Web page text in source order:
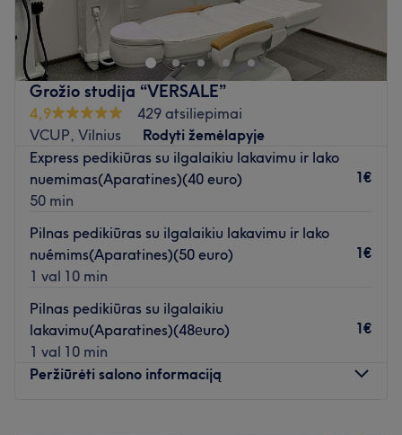
kuris yra įsikūręs Vilniuje. Klasikinis manikiūras, rankų
masažas ir ilgalaikis nagų lakavimas - tai tik kelios šio
puikaus salono siūlomų paslaugų.
Nuorodos kaip rasti saloną:4 laiptinė (ieškokite prie
Camelia vaistinės) pakilti laiptais į antrą aukštą. Pasukti į
kairę ir eiti iki pat koridoriaus galo - pamatysite saloną -
BEAUTYLAND
Artimiausias viešasis transportas:
Saloną yra lengva pasiekti autobusais: 3G, 4G, 30, 43,
aikštė).
Komanda:
Meistrė yra patyrusi ir kruopšti savo darbo specialistė,
kuri užtikrins kokybiškai atliktas paslaugas bei padės
atsipalaiduoti.
Grožio studija “VERSALE”
4,9
429 atsiliepimai
VCUP, Vilnius
Rodyti žemėlapyje
Express pedikiūras su ilgalaikiu lakavimu ir lako
nuemimas(Aparatines)(40 euro)
50 min
1€
Pilnas pedikiūras su ilgalaikiu lakavimu ir lako
nuémims(Aparatines)(50 euro)
1 val 10 min
1€
Pilnas pedikiūras su ilgalaikiu
lakavimu(Aparatines)(48еuro)
1 val 10 min
1€
Peržiūrėti salono informaciją